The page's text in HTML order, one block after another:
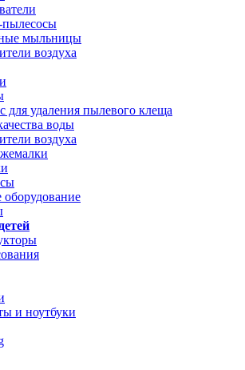
мыльницы
воздуха
для удаления пылевого клеща
воды
воздуха
оборудование
и ноутбуки